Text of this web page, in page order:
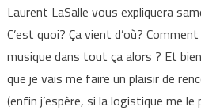
Laurent LaSalle vous expliquera
C’est quoi? Ça vient d’où?
musique dans tout ça alors ? Et
que je vais me faire un plaisir de
(enfin j’espère, si la logistique me